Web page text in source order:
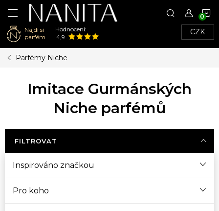
Najdi si
parfém
Hodnocení:
4,9
CZK
Parfémy Niche
Imitace Gurmánských
Niche parfémů
FILTROVAT
Inspirováno značkou
Pro koho